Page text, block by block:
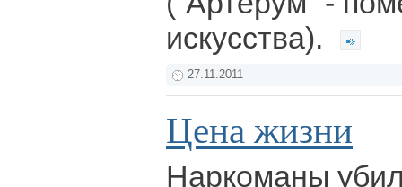
искусства).
27.11.2011
Цена жизни
Наркоманы